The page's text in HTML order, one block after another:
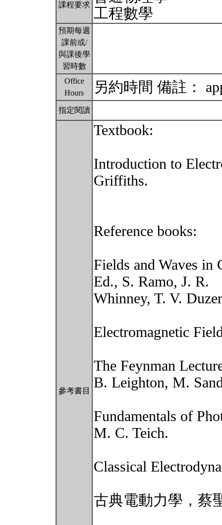
課程要求
工程數學
預期每週
課前或/
與課後學
習時數
Office
Hours
另約時間 備註：
指定閱讀
參考書目
Textbook:
Introduction to
Griffiths.
Reference books:
Fields and Waves in
Ed., S. Ramo, J. R.
Whinney, T. V.
Electromagnetic
The Feynman
B. Leighton, M.
Fundamentals of
M. C. Teich.
Classical
古典電動力學，蔡